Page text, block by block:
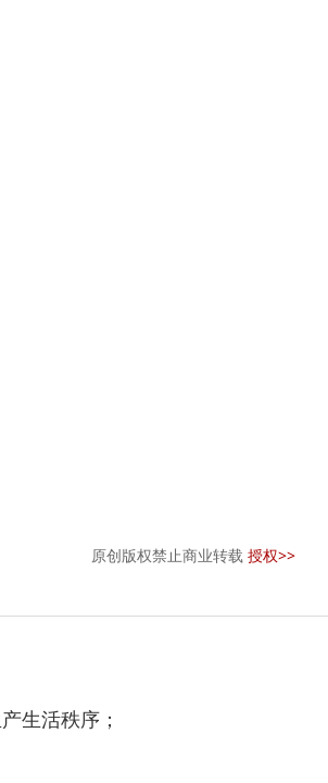
原创版权禁止商业转载 授权>>
生活秩序；